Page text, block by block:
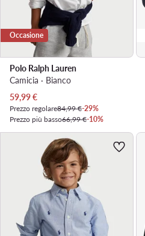
Occasione
Polo Ralph Lauren
Camicia · Bianco
Prezzo attuale
59,99€
Prezzo regolare84,99 €-29%
Prezzo più basso66,99 €-10%